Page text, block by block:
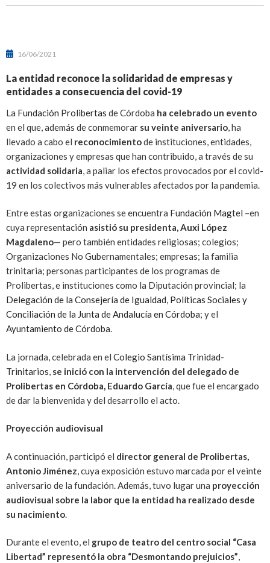
16/06/2021
La entidad reconoce la solidaridad de empresas y
entidades a consecuencia del covid-19
La Fundación Prolibertas de Córdoba ha celebrado un evento
en el que, además de conmemorar su veinte aniversario , ha
llevado a cabo el reconocimientode instituciones, entidades,
organizaciones y empresas que han contribuido, a través de su
actividad solidaria , a paliar los efectos provocados por el covid-
19 en los colectivos más vulnerables afectados por la pandemia.
Entre estas organizaciones se encuentra Fundación Magtel –en
cuya representación asistió su presidenta, Auxi López
Magdaleno— pero también entidades religiosas; colegios;
Organizaciones No Gubernamentales; empresas; la familia
trinitaria; personas participantes de los programas de
Prolibertas, e instituciones como la Diputación provincial; la
Delegación de la Consejería de Igualdad, Políticas Sociales y
Conciliación de la Junta de Andalucía en Córdoba; y el
Ayuntamiento de Córdoba.
La jornada, celebrada en el Colegio Santísima Trinidad-
Trinitarios se inició con la intervención del delegado de
Prolibertas en Córdoba, Eduardo García , que fue el encargado
de dar la bienvenida y del desarrollo el acto.
Proyección audiovisual
A continuación, participó el director general de Prolibertas,
Antonio Jiménez , cuya exposición estuvo marcada por el veinte
aniversario de la fundación. Además, tuvo lugar una proyección
audiovisual sobre la labor que la entidad ha realizado desde
su nacimiento
Durante el evento, el grupo de teatro del centro social “Casa
Libertad” representó la obra “Desmontando prejuicios”,